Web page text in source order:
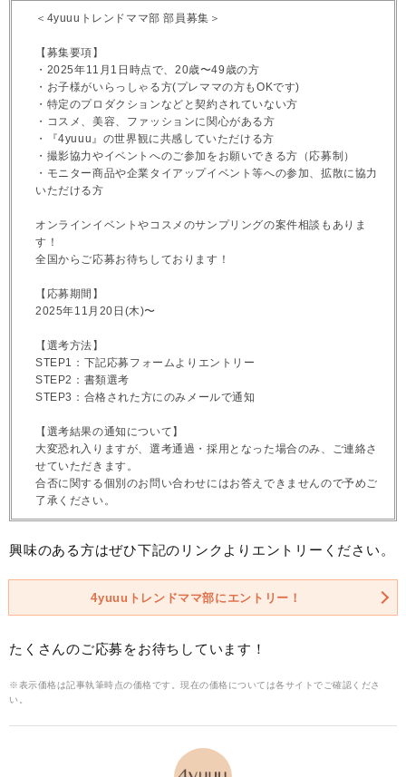
＜4yuuuトレンドママ部 部員募集＞
【募集要項】
・2025年11月1日時点で、20歳〜49歳の方
・お子様がいらっしゃる方(プレママの方もOKです)
・特定のプロダクションなどと契約されていない方
・コスメ、美容、ファッションに関心がある方
・『4yuuu』の世界観に共感していただける方
・撮影協力やイベントへのご参加をお願いできる方（応募制）
・モニター商品や企業タイアップイベント等への参加、拡散に協力
いただける方
オンラインイベントやコスメのサンプリングの案件相談もありま
す！
全国からご応募お待ちしております！
【応募期間】
2025年11月20日(木)〜
【選考方法】
STEP1：下記応募フォームよりエントリー
STEP2：書類選考
STEP3：合格された方にのみメールで通知
【選考結果の通知について】
大変恐れ入りますが、選考通過・採用となった場合のみ、ご連絡さ
せていただきます。
合否に関する個別のお問い合わせにはお答えできませんので予めご
了承ください。
興味のある方はぜひ下記のリンクよりエントリーください。
4yuuuトレンドママ部にエントリー！
たくさんのご応募をお待ちしています！
※表示価格は記事執筆時点の価格です。現在の価格については各サイトでご確認くださ
い。